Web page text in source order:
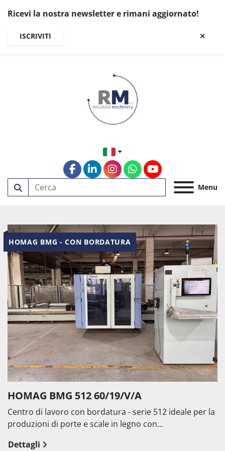
Ricevi la nostra newsletter e rimani aggiornato!
ISCRIVITI
Menu
facebook
linkedininstagram
whatsapp
youtube
HOMAG BMG - CON BORDATURA
HOMAG BMG 512 60/19/V/A
Centro di lavoro con bordatura - serie 512 ideale per la
produzioni di porte e scale in legno con...
Dettagli